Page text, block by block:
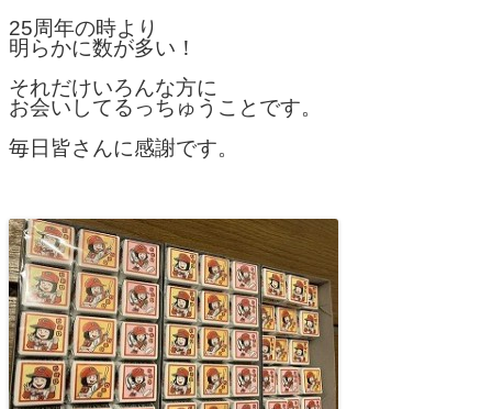
25周年の時より
明らかに数が多い！
それだけいろんな方に
お会いしてるっちゅうことです。
毎日皆さんに感謝です。